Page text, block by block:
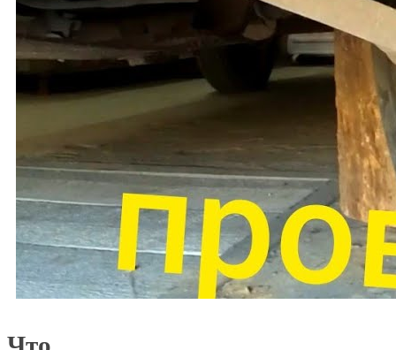
Что